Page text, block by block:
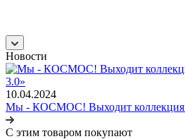
Новости
10.04.2024
Мы - КОСМОС! Выходит коллекция
С этим товаром покупают